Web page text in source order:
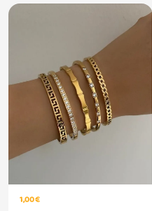
1,00 €